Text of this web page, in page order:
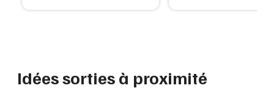
Idées sorties à proximité